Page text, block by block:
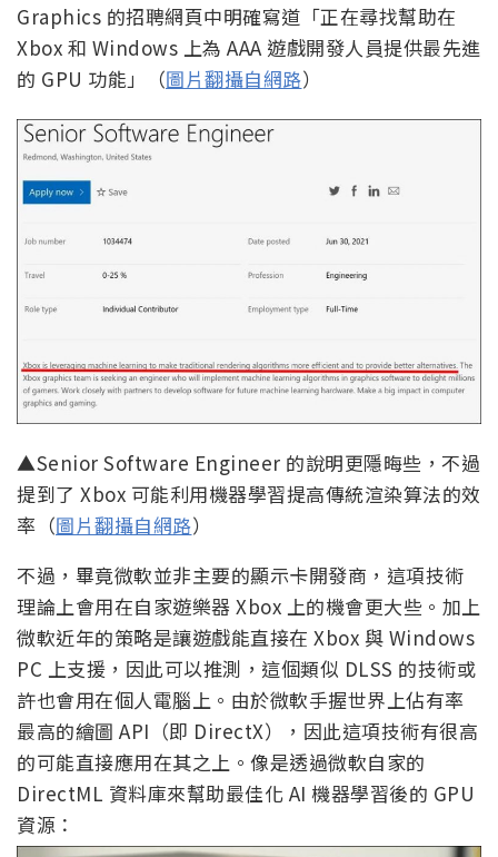
Graphics 的招聘網頁中明確寫道「正在尋找幫助在
Xbox 和 Windows 上為 AAA 遊戲開發人員提供最先進
的 GPU 功能」（圖片翻攝自網路）
▲Senior Software Engineer 的說明更隱晦些，不過
提到了 Xbox 可能利用機器學習提高傳統渲染算法的效
率（圖片翻攝自網路）
不過，畢竟微軟並非主要的顯示卡開發商，這項技術
理論上會用在自家遊樂器 Xbox 上的機會更大些。加上
微軟近年的策略是讓遊戲能直接在 Xbox 與 Windows
PC 上支援，因此可以推測，這個類似 DLSS 的技術或
許也會用在個人電腦上。由於微軟手握世界上佔有率
最高的繪圖 API（即 DirectX），因此這項技術有很高
的可能直接應用在其之上。像是透過微軟自家的
DirectML 資料庫來幫助最佳化 AI 機器學習後的 GPU
資源：